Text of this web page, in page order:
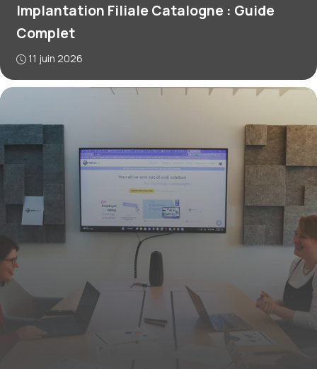
Implantation Filiale Catalogne : Guide
Complet
11 juin 2026